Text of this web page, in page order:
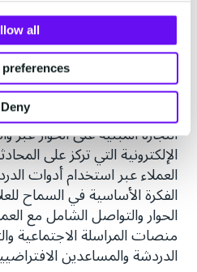
all
Deny
لعملائك مصدراً للمعلومات
الوصول إليه بشكل دائم
لتقديم إجابات فورية.
التجارة المبنية على
التجارة المبنية على الحوار
الإلكترونية التي تركز على
العملاء عبر استخدام أدوات
الفكرة الأساسية في السماح
الحوار والتواصل الشامل مع
منصات المراسلة الاجتماعية
الدردشة والمساعدين